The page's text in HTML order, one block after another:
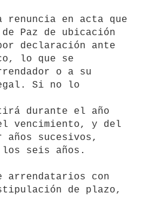
en acta que
Paz de ubicación
declaración ante
lo que se
o a su
Si no lo
durante el año
vencimiento, y del
años sucesivos,
los seis años.
de plazo,